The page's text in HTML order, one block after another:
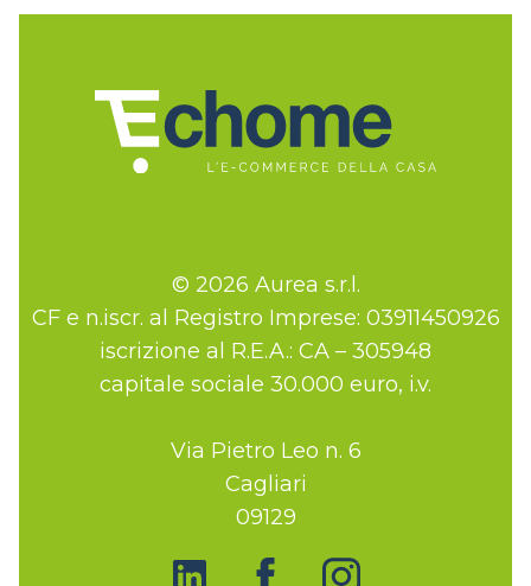
© 2026 Aurea s.r.l.
CF e n.iscr. al Registro Imprese: 03911450926
iscrizione al R.E.A.: CA – 305948
capitale sociale 30.000 euro, i.v.
Via Pietro Leo n. 6
Cagliari
09129